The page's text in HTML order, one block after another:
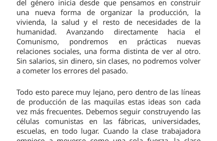
del género inicia desde que pensamos en construir
una nueva forma de organizar la producción, la
vivienda, la salud y el resto de necesidades de la
humanidad. Avanzando directamente hacia el
Comunismo, pondremos en prácticas nuevas
relaciones sociales, una forma distinta de ver al otro.
Sin salarios, sin dinero, sin clases, no podremos volver
a cometer los errores del pasado.
Todo esto parece muy lejano, pero dentro de las líneas
de producción de las maquilas estas ideas son cada
vez más frecuentes. Debemos seguir construyendo las
células comunistas en las fábricas, universidades,
escuelas, en todo lugar. Cuando la clase trabajadora